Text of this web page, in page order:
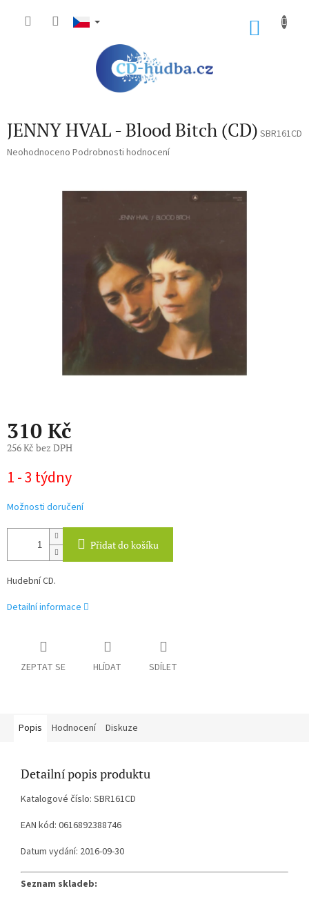
JENNY HVAL - Blood Bitch (CD) SBR161CD
Průměrné
Neohodnoceno Podrobnosti hodnocení
310 Kč
256 Kč bez DPH
cena:
1 - 3 týdny
Možnosti doručení
Přidat do košíku
Hudební CD.
Detailní informace
ZEPTAT SE HLÍDAT SDÍLET
Popis Hodnocení Diskuze
Detailní popis produktu
Katalogové číslo: SBR161CD
EAN kód: 0616892388746
Datum vydání: 2016-09-30
Seznam skladeb: